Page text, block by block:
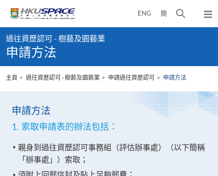
content
ENG 簡
開
面
彈
出
content
start
過往資歷認可 - 樹藝及園藝業
申請方法
主頁 過往資歷認可 - 樹藝及園藝業 申請過往資歷認可 申請方法
申請方法
1. 索取申請表的辦法包括：
親身到過往資歷認可事務組（評估辦事處）（以下簡稱
「辦事處」）索取；